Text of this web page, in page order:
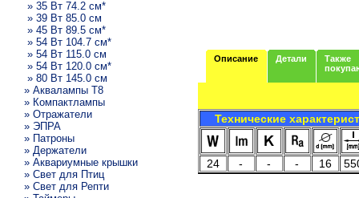
» 35 Вт 74.2 см*
» 39 Вт 85.0 см
» 45 Вт 89.5 см*
» 54 Вт 104.7 см*
» 54 Вт 115.0 см
» 54 Вт 120.0 см*
» 80 Вт 145.0 см
» Аквалампы T8
» Компактлампы
» Отражатели
» ЭПРА
» Патроны
» Держатели
» Аквариумные крышки
» Свет для Птиц
» Свет для Репти
Описание Детали
Также
Технические
24 - - - 16